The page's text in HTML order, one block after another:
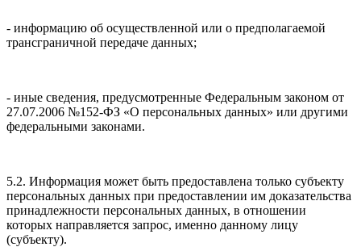
- информацию об осуществленной или о предполагаемой
трансграничной передаче данных;
- иные сведения, предусмотренные Федеральным законом от
27.07.2006 №152-ФЗ «О персональных данных» или другими
федеральными законами.
5.2. Информация может быть предоставлена только субъекту
персональных данных при предоставлении им доказательства
принадлежности персональных данных, в отношении
которых направляется запрос, именно данному лицу
(субъекту).